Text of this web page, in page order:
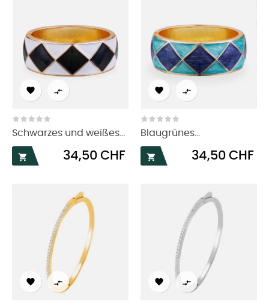
 
Schwarzes und weißes...

Preis
34,50 CHF
 
Blaugrünes...

Preis
34,50 CHF
   